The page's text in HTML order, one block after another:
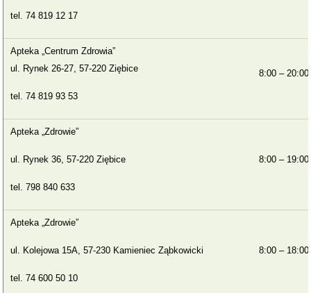
tel. 74 819 12 17
Apteka „Centrum Zdrowia”
ul. Rynek 26-27, 57-220 Ziębice
tel. 74 819 93 53
8:00 – 20:00
Apteka „Zdrowie”
ul. Rynek 36, 57-220 Ziębice
tel. 798 840 633
8:00 – 19:00
Apteka „Zdrowie”
ul. Kolejowa 15A, 57-230 Kamieniec Ząbkowicki
tel. 74 600 50 10
8:00 – 18:00